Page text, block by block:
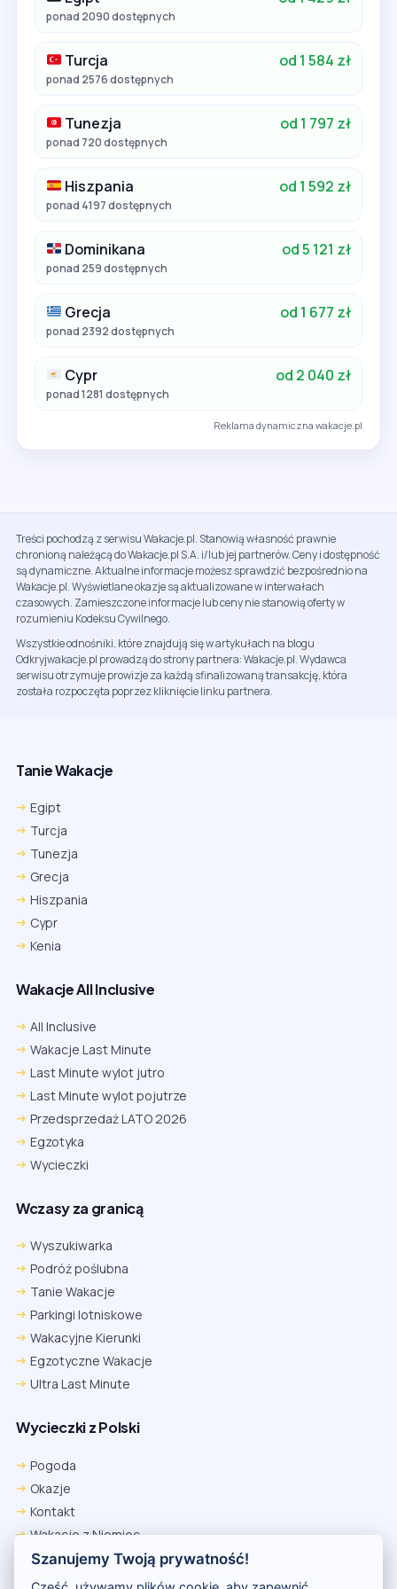
ponad 2090 dostępnych
Turcja od 1 584 zł
ponad 2576 dostępnych
Tunezja od 1 797 zł
ponad 720 dostępnych
Hiszpania od 1 592 zł
ponad 4197 dostępnych
Dominikana od 5 121 zł
ponad 259 dostępnych
Grecja od 1 677 zł
ponad 2392 dostępnych
Cypr od 2 040 zł
ponad 1281 dostępnych
Reklama dynamiczna wakacje.pl
Treści pochodzą z serwisu Wakacje.pl. Stanowią własność prawnie
chronioną należącą do Wakacje.pl S.A. i/lub jej partnerów. Ceny i dostępność
są dynamiczne. Aktualne informacje możesz sprawdzić bezpośrednio na
Wakacje.pl. Wyświetlane okazje są aktualizowane w interwałach
czasowych. Zamieszczone informacje lub ceny nie stanowią oferty w
rozumieniu Kodeksu Cywilnego.
Wszystkie odnośniki, które znajdują się w artykułach na blogu
Odkryjwakacje.pl prowadzą do strony partnera: Wakacje.pl. Wydawca
serwisu otrzymuje prowizje za każdą sfinalizowaną transakcję, która
została rozpoczęta poprzez kliknięcie linku partnera.
Tanie Wakacje
Egipt
Turcja
Tunezja
Grecja
Hiszpania
Cypr
Kenia
Wakacje All Inclusive
All Inclusive
Wakacje Last Minute
Last Minute wylot jutro
Last Minute wylot pojutrze
Przedsprzedaż LATO 2026
Egzotyka
Wycieczki
Wczasy za granicą
Wyszukiwarka
Podróż poślubna
Tanie Wakacje
Parkingi lotniskowe
Wakacyjne Kierunki
Egzotyczne Wakacje
Ultra Last Minute
Wycieczki z Polski
Pogoda
Okazje
Kontakt
Wakacje z Niemiec
Polityka Prywatności
Wakacje w Egipcie
Firefox
Ustawienia → Prywatność i bezpieczeństwo → Pliki cookie innych
firm → ustaw „Zezwalaj”.
Na czas rezerwacji nie blokuj cookies i śledzenia dla tej witryny.
Szanujemy Twoją prywatność!